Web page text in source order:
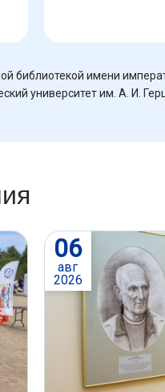
библиотекой имени
университет им. А. И.
06
авг
2026